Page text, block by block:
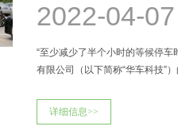
2022-04-07
“至少减少了半个小时的等候停
有限公司（以下简称“华车科技”
详细信息>>